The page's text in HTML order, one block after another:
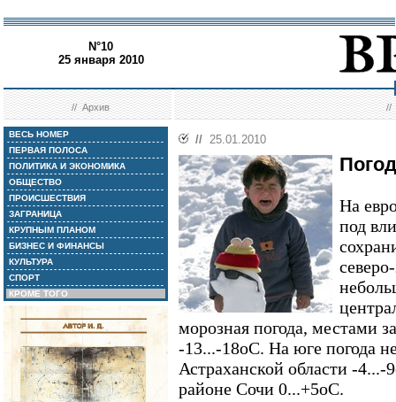
N°10
25 января 2010
//Архив //
ВЕСЬ НОМЕР
ПЕРВАЯ ПОЛОСА
ПОЛИТИКА И ЭКОНОМИКА
ОБЩЕСТВО
ПРОИСШЕСТВИЯ
ЗАГРАНИЦА
КРУПНЫМ ПЛАНОМ
БИЗНЕС И ФИНАНСЫ
КУЛЬТУРА
СПОРТ
КРОМЕ ТОГО
// 25.01.2010
На
под
морозная погода, местами
-13...-18оС. На юге погода
Астраханской области -
районе Сочи 0...+5оС.